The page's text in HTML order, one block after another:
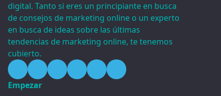
digital. Tanto si eres un principiante en busca
de consejos de marketing online o un experto
en busca de ideas sobre las últimas
tendencias de marketing online, te tenemos
cubierto.
Empezar